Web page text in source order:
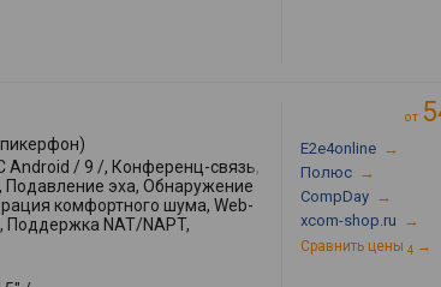
Android / 9 /, Конференц-связь,
Подавление эха, Обнаружение
комфортного шума, Web-
Поддержка NAT/NAPT,
от
E2e4online →
Полюс →
CompDay →
xcom-shop.ru →
Сравнить цены 4 →